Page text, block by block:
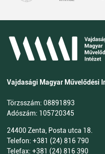
Vajdasági Magyar Művelődési
Törzsszám: 08891893
Adószám: 105720345
24400 Zenta, Posta utca 18.
Telefon: +381 (24) 816 790
Telefax: +381 (24) 816 390